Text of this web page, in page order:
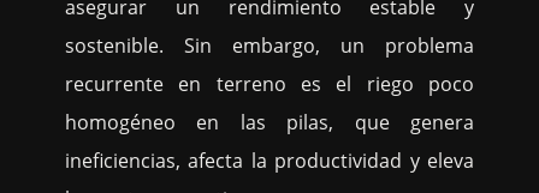
asegurar un rendimiento estable y
sostenible. Sin embargo, un problema
recurrente en terreno es el riego poco
homogéneo en las pilas, que genera
ineficiencias, afecta la productividad y eleva